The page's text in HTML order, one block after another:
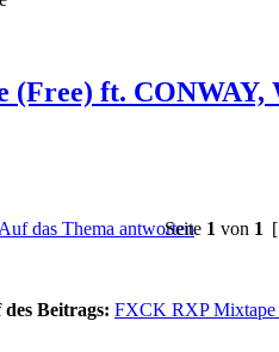
(Free) ft.
Seite 1 von 1
Beitrags: FXCK RXP